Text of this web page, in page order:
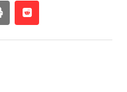
print reddit
reddit